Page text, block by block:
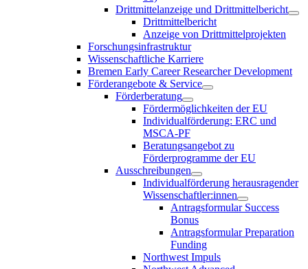
Drittmittelanzeige und Drittmittelbericht
Drittmittelbericht
Anzeige von Drittmittelprojekten
Forschungsinfrastruktur
Wissenschaftliche Karriere
Bremen Early Career Researcher Development
Förderangebote & Service
Förderberatung
Fördermöglichkeiten der EU
Individualförderung: ERC und
MSCA-PF
Beratungsangebot zu
Förderprogramme der EU
Ausschreibungen
Individualförderung herausragender
Wissenschaftler:innen
Antragsformular Success
Bonus
Antragsformular Preparation
Funding
Northwest Impuls